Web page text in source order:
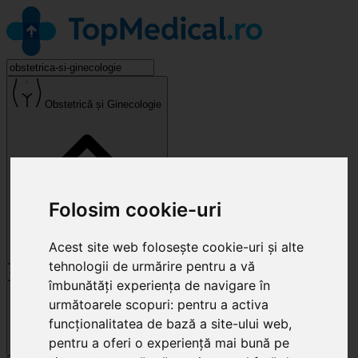
Folosim cookie-uri
Acest site web folosește cookie-uri și alte
tehnologii de urmărire pentru a vă
îmbunătăți experiența de navigare în
următoarele scopuri: pentru a activa
funcționalitatea de bază a site-ului web,
pentru a oferi o experiență mai bună pe
Obstetrică și Ginecologie
Cluj-Napoca